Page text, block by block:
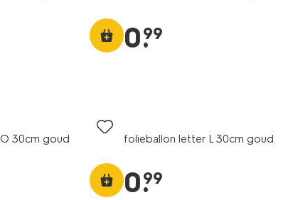
0.
99
30cm goud folieballon letter L 30cm goud
0.
99